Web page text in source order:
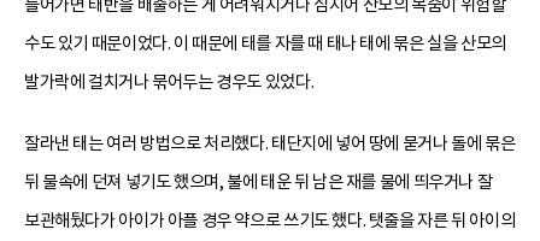
들어가면 태반을 배출하는 게 어려워지거나 심지어 산모의 목숨이 위험할
수도 있기 때문이었다. 이 때문에 태를 자를 때 태나 태에 묶은 실을 산모의
발가락에 걸치거나 묶어두는 경우도 있었다.
잘라낸 태는 여러 방법으로 처리했다. 태단지에 넣어 땅에 묻거나 돌에 묶은
뒤 물속에 던져 넣기도 했으며, 불에 태운 뒤 남은 재를 물에 띄우거나 잘
보관해뒀다가 아이가 아플 경우 약으로 쓰기도 했다. 탯줄을 자른 뒤 아이의